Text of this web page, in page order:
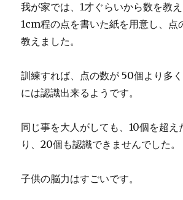
我が家では、1才ぐらいから数を教
1cm程の点を書いた紙を用意し、点
教えました。
訓練すれば、点の数が 50個より多
には認識出来るようです。
同じ事を大人がしても、10個を超え
り、20個も認識できませんでした。
子供の脳力はすごいです。